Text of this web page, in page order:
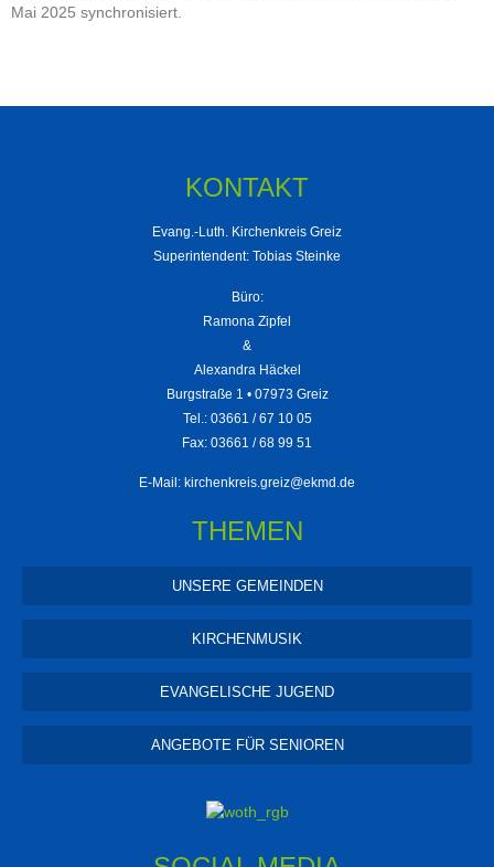
Mai 2025 synchronisiert.
KONTAKT
Evang.-Luth. Kirchenkreis Greiz
Superintendent: Tobias Steinke
Büro:
Ramona Zipfel
&
Alexandra Häckel
Burgstraße 1 • 07973 Greiz
Tel.: 03661 / 67 10 05
Fax: 03661 / 68 99 51
E-Mail: kirchenkreis.greiz@ekmd.de
THEMEN
UNSERE GEMEINDEN
KIRCHENMUSIK
EVANGELISCHE JUGEND
ANGEBOTE FÜR SENIOREN